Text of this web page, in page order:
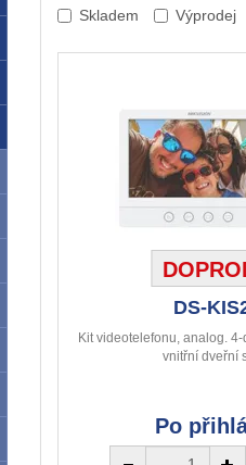
Skladem Výprodej
DS-
Kit videotelefonu, analog.
vnitřní dveřní
Po